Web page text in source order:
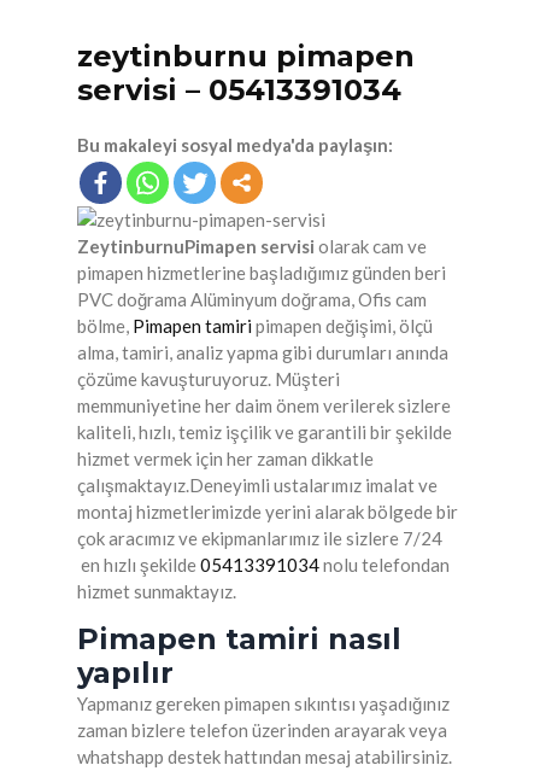
zeytinburnu pimapen
servisi – 05413391034
Bu makaleyi sosyal medya'da paylaşın:
ZeytinburnuPimapen servisi olarak cam ve
pimapen hizmetlerine başladığımız günden beri
PVC doğrama Alüminyum doğrama, Ofis cam
bölme, Pimapen tamiri pimapen değişimi, ölçü
alma, tamiri, analiz yapma gibi durumları anında
çözüme kavuşturuyoruz. Müşteri
memmuniyetine her daim önem verilerek sizlere
kaliteli, hızlı, temiz işçilik ve garantili bir şekilde
hizmet vermek için her zaman dikkatle
çalışmaktayız.Deneyimli ustalarımız imalat ve
montaj hizmetlerimizde yerini alarak bölgede bir
çok aracımız ve ekipmanlarımız ile sizlere 7/24
en hızlı şekilde05413391034nolu telefondan
hizmet sunmaktayız.
Pimapen tamiri nasıl
yapılır
Yapmanız gereken pimapen sıkıntısı yaşadığınız
zaman bizlere telefon üzerinden arayarak veya
whatshapp destek hattından mesaj atabilirsiniz.